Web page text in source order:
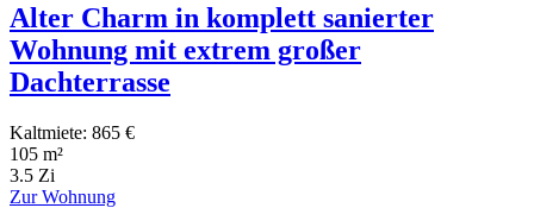
Alter Charm in komplett sanierter
Wohnung mit extrem großer
Dachterrasse
Kaltmiete: 865 €
105 m²
3.5 Zi
Zur Wohnung